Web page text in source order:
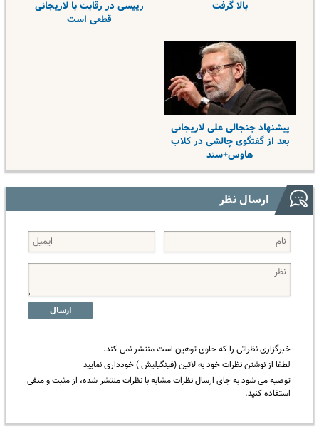
بالا گرفت
رییسی در رقابت با لاریجانی
قطعی است
پیشنهاد جنجالی علی لاریجانی
بعد از گفتگوی چالشی در کلاب
هاوس+سند
ارسال نظر
ارسال
خبرگزاری نظراتی را که حاوی توهین است منتشر نمی کند.
لطفا از نوشتن نظرات خود به لاتین (فینگیلیش ) خودداری نمایید
توصیه می شود به جای ارسال نظرات مشابه با نظرات منتشر شده، از مثبت و منفی
استفاده کنید.